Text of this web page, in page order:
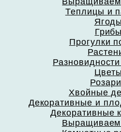
Теплицы и
Ягоды
Грибы
Прогулки
Цветы
Хвойные
Декоративные и
Декоративные
Выращиваем